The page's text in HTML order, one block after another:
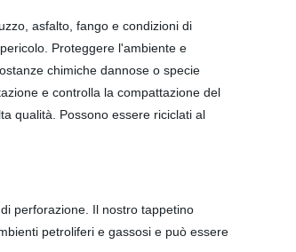
asfalto, fango e condizioni di
Proteggere l'ambiente e
chimiche dannose o specie
e controlla la compattazione del
qualità. Possono essere riciclati al
perforazione. Il nostro tappetino
petroliferi e gassosi e può essere